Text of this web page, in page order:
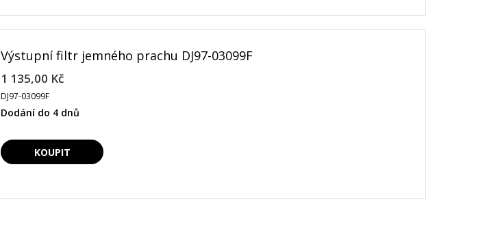
Výstupní filtr jemného prachu DJ97-03099F
1 135,00 Kč
DJ97-03099F
Dodání do 4 dnů